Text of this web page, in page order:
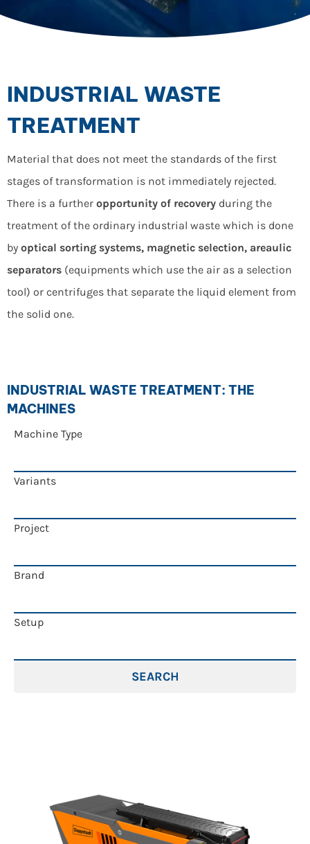
INDUSTRIAL WASTE
TREATMENT
Material that does not meet the standards of the first
stages of transformation is not immediately rejected.
There is a further opportunity of recovery during the
treatment of the ordinary industrial waste which is done
by optical sorting systems, magnetic selection, areaulic
separators (equipments which use the air as a selection
tool) or centrifuges that separate the liquid element from
the solid one.
INDUSTRIAL WASTE TREATMENT: THE
MACHINES
Machine Type
Variants
Project
Brand
Setup
SEARCH